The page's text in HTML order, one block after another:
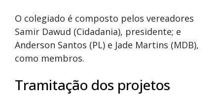
O colegiado é composto pelos vereadores
Samir Dawud (Cidadania), presidente; e
Anderson Santos (PL) e Jade Martins (MDB),
como membros.
Tramitação dos projetos